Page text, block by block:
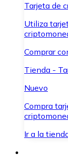
Tarjeta de
Utiliza
Comprar
Tienda -
Nuevo
Compra
Ir a la